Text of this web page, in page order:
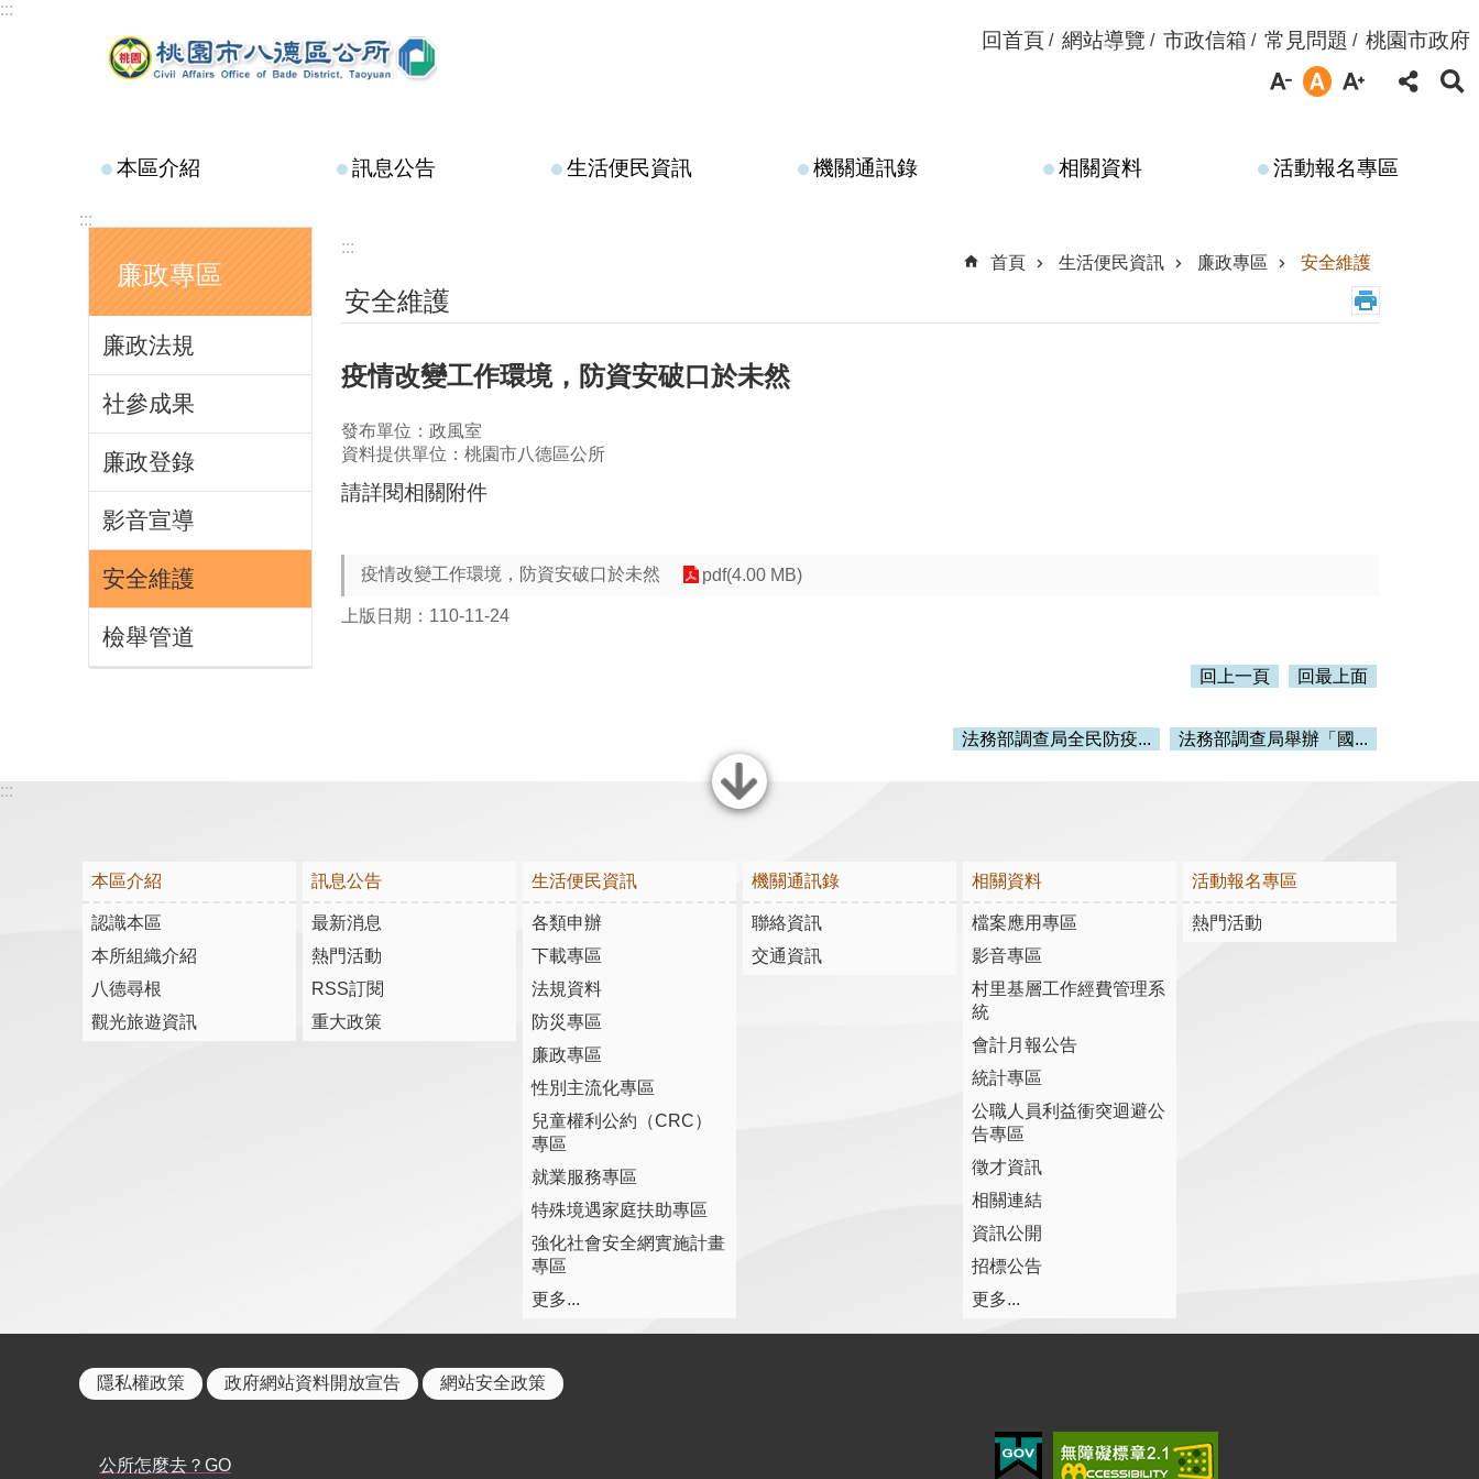
跳到主要內容區塊
:::
回首頁 網站導覽 市政信箱 常見問題 桃園市政府
本區介紹 訊息公告 生活便民資訊 機關通訊錄 相關資料 活動報名專區
:::
廉政專區
廉政法規
社參成果
廉政登錄
影音宣導
安全維護
檢舉管道
:::
首頁
生活便民資訊 廉政專區 安全維護
安全維護
疫情改變工作環境，防資安破口於未然
發布單位：政風室
資料提供單位：桃園市八德區公所
請詳閱相關附件
疫情改變工作環境，防資安破口於未然 pdf(4.00 MB)
上版日期：110-11-24
回上一頁 回最上面
法務部調查局全民防疫... 法務部調查局舉辦「國...
關閉
:::
本區介紹
認識本區
本所組織介紹
八德尋根
觀光旅遊資訊
訊息公告
最新消息
熱門活動
RSS訂閱
重大政策
生活便民資訊
各類申辦
下載專區
法規資料
防災專區
廉政專區
性別主流化專區
兒童權利公約（CRC）
專區
就業服務專區
特殊境遇家庭扶助專區
強化社會安全網實施計畫
專區
更多...
機關通訊錄
聯絡資訊
交通資訊
相關資料
檔案應用專區
影音專區
村里基層工作經費管理系
統
會計月報公告
統計專區
公職人員利益衝突迴避公
告專區
徵才資訊
相關連結
資訊公開
招標公告
更多...
活動報名專區
熱門活動
隱私權政策 政府網站資料開放宣告 網站安全政策
公所怎麼去？GO